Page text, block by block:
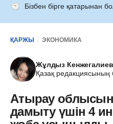
Бізбен бірге қатарынан
ҚАРЖЫ ЭКОНОМИКА
Жұлдыз
Қазақ
Атырау
дамыту үшін 4